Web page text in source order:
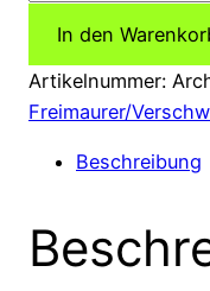
Entstehung
der
sogenannten
PROTOKOLLE
In den
Artikelnummer:
Freimaurer/
Beschreibung